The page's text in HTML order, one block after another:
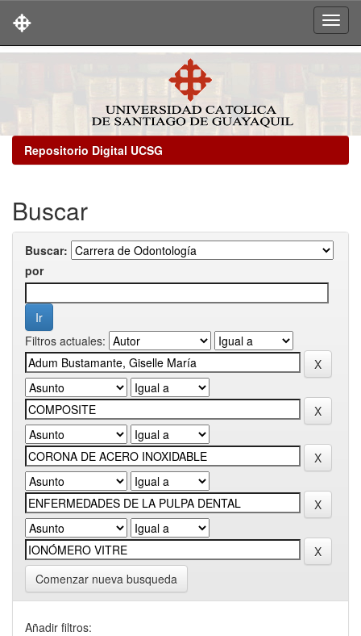
Repositorio Digital UCSG
Buscar
Buscar:
por
Filtros actuales:
Comenzar nueva busqueda
Añadir filtros: